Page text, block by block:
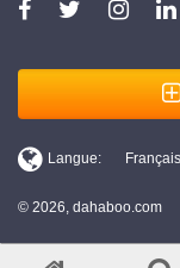
© 2026, dahaboo.com